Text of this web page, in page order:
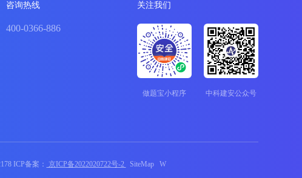
咨询热线
400-0366-886
关注我们
做题宝小程序 中科建安公众号
ICP备案： 京ICP备2022020722号-2 SiteMap W